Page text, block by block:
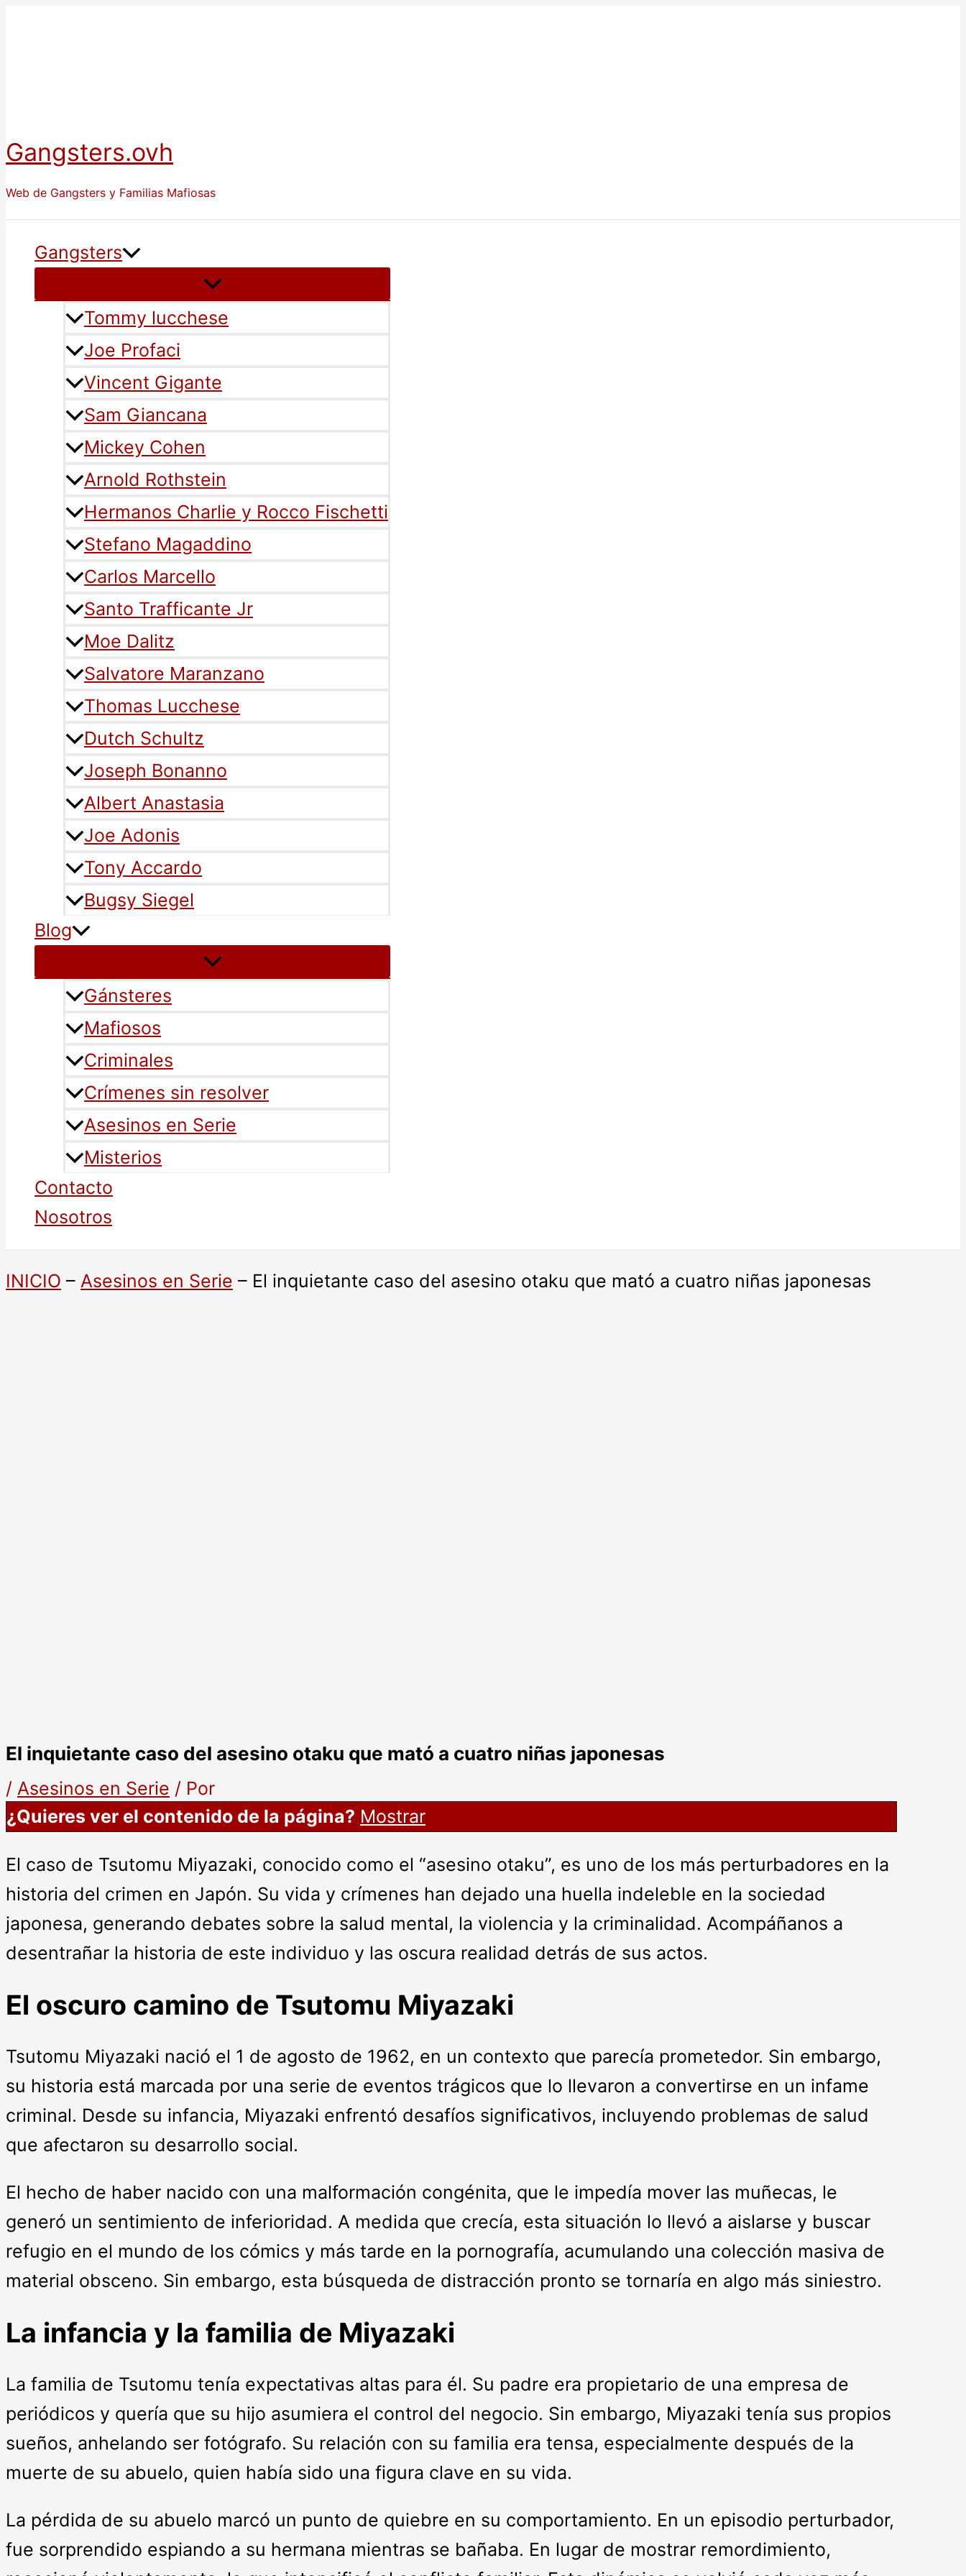
Gangsters.ovh
Web de Gangsters y Familias Mafiosas
Gangsters
Tommy lucchese
Joe Profaci
Vincent Gigante
Sam Giancana
Mickey Cohen
Arnold Rothstein
Hermanos Charlie y Rocco Fischetti
Stefano Magaddino
Carlos Marcello
Santo Trafficante Jr
Moe Dalitz
Salvatore Maranzano
Thomas Lucchese
Dutch Schultz
Joseph Bonanno
Albert Anastasia
Joe Adonis
Tony Accardo
Bugsy Siegel
Blog
Gánsteres
Mafiosos
Criminales
Crímenes sin resolver
Asesinos en Serie
Misterios
Contacto
Nosotros
INICIO – Asesinos en Serie – El inquietante caso del asesino otaku que mató a cuatro niñas japonesas
El inquietante caso del asesino otaku que mató a cuatro niñas japonesas
/ Asesinos en Serie / Por
¿Quieres ver el contenido de la página? Mostrar
El caso de Tsutomu Miyazaki, conocido como el “asesino otaku”, es uno de los más perturbadores en la
historia del crimen en Japón. Su vida y crímenes han dejado una huella indeleble en la sociedad
japonesa, generando debates sobre la salud mental, la violencia y la criminalidad. Acompáñanos a
desentrañar la historia de este individuo y las oscura realidad detrás de sus actos.
El oscuro camino de Tsutomu Miyazaki
Tsutomu Miyazaki nació el 1 de agosto de 1962, en un contexto que parecía prometedor. Sin embargo,
su historia está marcada por una serie de eventos trágicos que lo llevaron a convertirse en un infame
criminal. Desde su infancia, Miyazaki enfrentó desafíos significativos, incluyendo problemas de salud
que afectaron su desarrollo social.
El hecho de haber nacido con una malformación congénita, que le impedía mover las muñecas, le
generó un sentimiento de inferioridad. A medida que crecía, esta situación lo llevó a aislarse y buscar
refugio en el mundo de los cómics y más tarde en la pornografía, acumulando una colección masiva de
material obsceno. Sin embargo, esta búsqueda de distracción pronto se tornaría en algo más siniestro.
La infancia y la familia de Miyazaki
La familia de Tsutomu tenía expectativas altas para él. Su padre era propietario de una empresa de
periódicos y quería que su hijo asumiera el control del negocio. Sin embargo, Miyazaki tenía sus propios
sueños, anhelando ser fotógrafo. Su relación con su familia era tensa, especialmente después de la
muerte de su abuelo, quien había sido una figura clave en su vida.
La pérdida de su abuelo marcó un punto de quiebre en su comportamiento. En un episodio perturbador,
fue sorprendido espiando a su hermana mientras se bañaba. En lugar de mostrar remordimiento,